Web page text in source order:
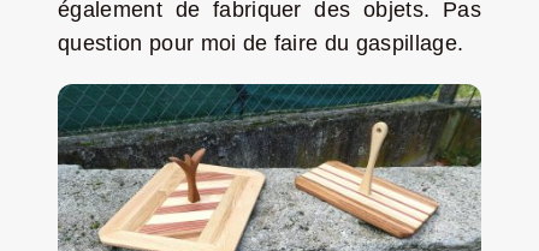
également de fabriquer des objets. Pas
question pour moi de faire du gaspillage.